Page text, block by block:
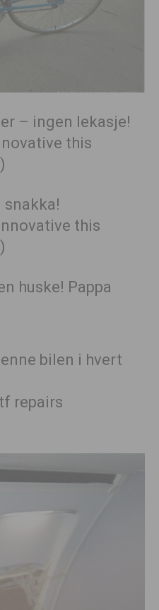
– ingen lekasje!
snakka!
huske! Pappa
bilen i hvert